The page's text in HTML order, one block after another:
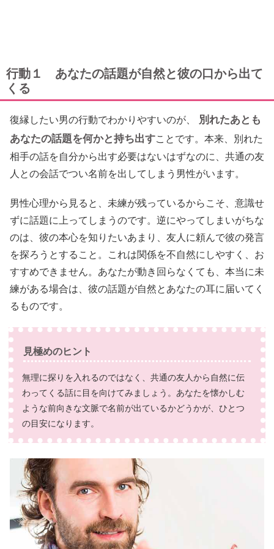
行動１ あなたの話題が自然と彼の口から出て
くる
復縁したい男の行動でわかりやすいのが、
別れたあとも
あなたの話題を何かと持ち出すことです。本来、別れた
相手の話を自分から出す必要はないはずなのに、共通の友
人との会話でつい名前を出してしまう男性がいます。
男性心理から見ると、未練が残っているからこそ、意識せ
ずに話題に上ってしまうのです。逆にやってしまいがちな
のは、彼の本心を知りたいあまり、友人に頼んで彼の発言
を探ろうとすること。これは関係を不自然にしやすく、お
すすめできません。あなたが動き回らなくても、本当に未
練がある場合は、彼の話題が自然とあなたの耳に届いてく
るものです。
見極めのヒント
無理に探りを入れるのではなく、共通の友人から自然に伝
わってくる話に目を向けてみましょう。あなたを懐かしむ
ような前向きな文脈で名前が出ているかどうかが、ひとつ
の目安になります。